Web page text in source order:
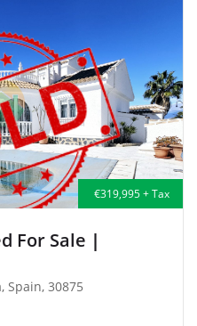
€319,995 + Tax
For Sale |
Spain, 30875